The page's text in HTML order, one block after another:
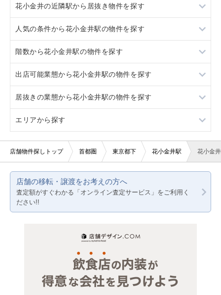
小平
田無
久米川
西武柳沢
花小金井の近隣駅から居抜き物件を探す
小平
田無
久米川
西武柳沢
人気の条件から花小金井駅の物件を探す
居抜き
スケルトン
20坪以下
賃料20万円以下
階数から花小金井駅の物件を探す
1階
出店可能業態から花小金井駅の物件を探す
重飲食
軽飲食
バー・クラブ
サロン（マッサージ・エステ・ネイルなど）
医療・歯科・クリニック
ジム・教室・スタジオ
その他サービス・その他
居抜きの業態から花小金井駅の物件を探す
焼肉
エリアから探す
東京23区
神奈川
千葉
店舗物件探しトップ 首都圏 東京都下 花小金井駅 花小金
店舗の移転・譲渡をお考えの方へ
査定額がすぐわかる「オンライン査定サービス」をご利用く
ださい!!